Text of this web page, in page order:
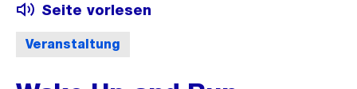
Veranstaltung
Seite vorlesen